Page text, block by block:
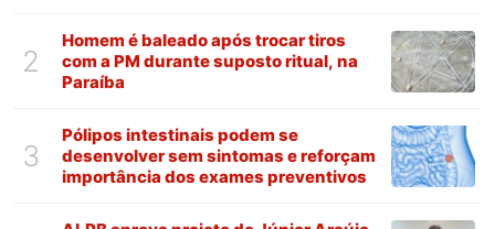
2
Homem é baleado após trocar tiros
com a PM durante suposto ritual, na
Paraíba
3
Pólipos intestinais podem se
desenvolver sem sintomas e reforçam
importância dos exames preventivos